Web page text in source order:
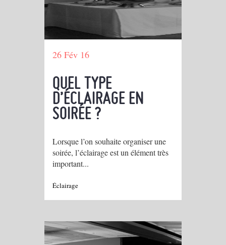
26 Fév 16
QUEL TYPE
D’ÉCLAIRAGE EN
SOIRÉE ?
Lorsque l’on souhaite organiser une
soirée, l’éclairage est un élément très
important...
Éclairage